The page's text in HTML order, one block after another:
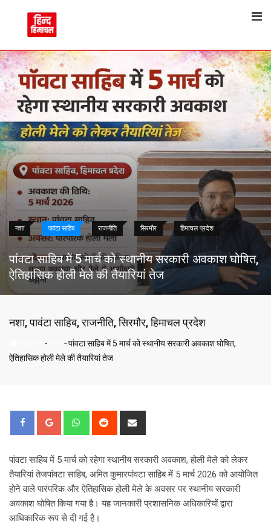
content
नशा पावंटा साहिब राजनीति सिरमौर हिमाचल प्रदेश
पांवटा साहिब में 5 मार्च को स्थानीय सरकारी अवकाश घोषित,
ऐतिहासिक होली मेले की तैयारियां तेज
नशा,पावंटा साहिब,राजनीति,सिरमौर,हिमाचल प्रदेश
- -पांवटा साहिब में 5 मार्च को स्थानीय सरकारी अवकाश घोषित,
ऐतिहासिक होली मेले की तैयारियां तेज
WhatsappReddit
पांवटा साहिब में 5 मार्च को रहेगा स्थानीय सरकारी अवकाश, होली मेले को लेकर
तैयारियां तेजपांवटा साहिब, अमित कुमारपांवटा साहिब में 5 मार्च 2026 को आयोजित
होने वाले पारंपरिक और ऐतिहासिक होली मेले के अवसर पर स्थानीय सरकारी
अवकाश घोषित किया गया है। यह जानकारी प्रशासनिक अधिकारियों द्वारा
आधिकारिक रूप से दी गई है।